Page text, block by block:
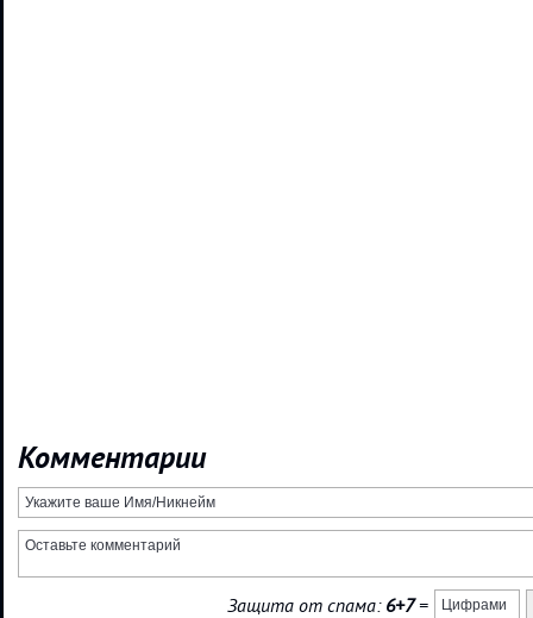
Комментарии
Защита от спама: 6+7=